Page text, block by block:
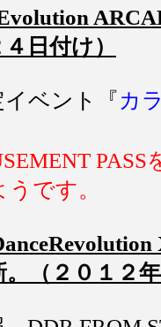
日付け）
ベント『 カ
です。
（２０１２